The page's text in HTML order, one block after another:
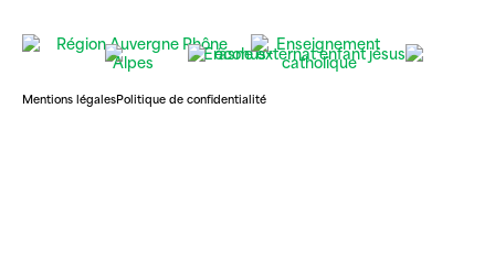
Mentions légalesPolitique de confidentialité